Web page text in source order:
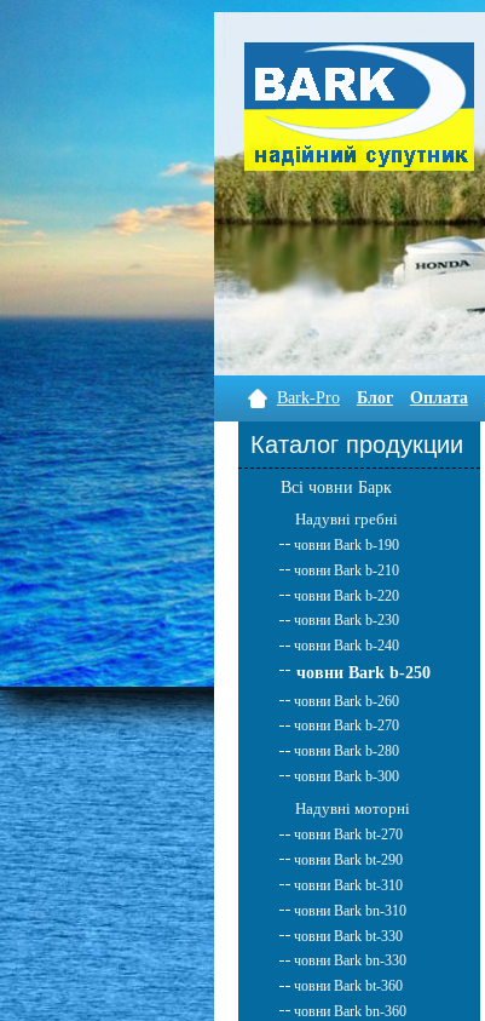
Bark-Pro Блог Оплата
Каталог продукции
Всі човни Барк
Надувні гребні
човни Bark b-190
човни Bark b-210
човни Bark b-220
човни Bark b-230
човни Bark b-240
човни Bark b-250
човни Bark b-260
човни Bark b-270
човни Bark b-280
човни Bark b-300
Надувні моторні
човни Bark bt-270
човни Bark bt-290
човни Bark bt-310
човни Bark bn-310
човни Bark bt-330
човни Bark bn-330
човни Bark bt-360
човни Bark bn-360